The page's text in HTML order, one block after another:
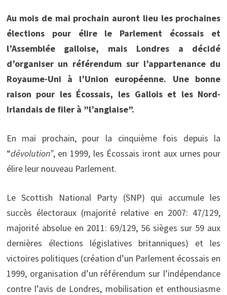
Au mois de mai prochain auront lieu les prochaines
élections pour élire le Parlement écossais et
l’Assemblée galloise, mais Londres a décidé
d’organiser un référendum sur l’appartenance du
Royaume-Uni à l’Union européenne. Une bonne
raison pour les Écossais, les Gallois et les Nord-
Irlandais de filer à ”l’anglaise”.
En mai prochain, pour la cinquième fois depuis la
“dévolution”, en 1999, les Écossais iront aux urnes pour
élire leur nouveau Parlement.
Le Scottish National Party (SNP) qui accumule les
succès électoraux (majorité relative en 2007: 47/129,
majorité absolue en 2011: 69/129, 56 sièges sur 59 aux
dernières élections législatives britanniques) et les
victoires politiques (création d’un Parlement écossais en
1999, organisation d’un référendum sur l’indépendance
contre l’avis de Londres, mobilisation et enthousiasme